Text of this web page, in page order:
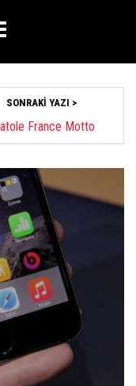
SONRAKI YAZI >
France Motto